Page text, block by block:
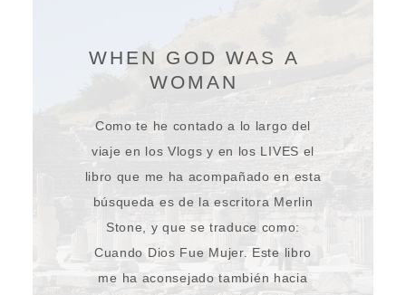
WHEN GOD WAS A
WOMAN
Como te he contado a lo largo del
viaje en los Vlogs y en los LIVES el
libro que me ha acompañado en esta
búsqueda es de la escritora Merlin
Stone, y que se traduce como:
Cuando Dios Fue Mujer. Este libro
me ha aconsejado también hacia